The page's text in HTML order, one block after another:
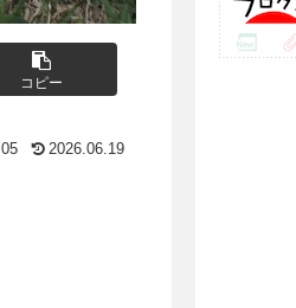
コピー
2026.06.19